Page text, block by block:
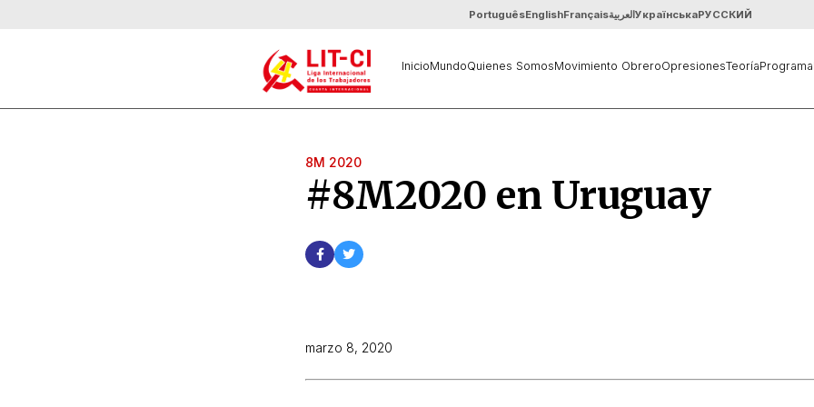
PortuguêsEnglishFrançaisالعربيةУкраїнськаРУССКИЙ
InicioMundoQuienes SomosMovimiento ObreroOpresionesTeoríaPrograma
8M 2020
#8M2020 en Uruguay
marzo 8, 2020